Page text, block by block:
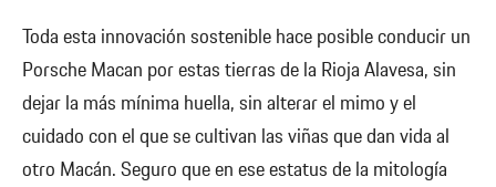
Toda esta innovación sostenible hace posible conducir un
Porsche Macan por estas tierras de la Rioja Alavesa, sin
dejar la más mínima huella, sin alterar el mimo y el
cuidado con el que se cultivan las viñas que dan vida al
otro Macán. Seguro que en ese estatus de la mitología